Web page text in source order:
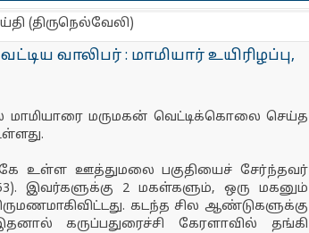
(திருநெல்வேலி)
வாலிபர் : மாமியார் உயிரிழப்பு,
மாமியாரை மருமகன் வெட்டிக்கொலை செய்த
உள்ள ஊத்துமலை பகுதியைச் சேர்ந்தவர்
இவர்களுக்கு 2 மகள்களும், ஒரு மகனும்
கடந்த சில ஆண்டுகளுக்கு
கருப்பதுரைச்சி கேரளாவில் தங்கி